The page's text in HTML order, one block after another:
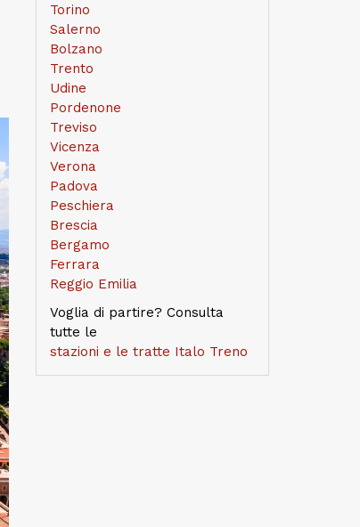
Torino
Salerno
Bolzano
Trento
Udine
Pordenone
Treviso
Vicenza
Verona
Padova
Peschiera
Brescia
Bergamo
Ferrara
Reggio Emilia
Voglia di partire? Consulta
tutte le
stazioni e le tratte Italo Treno